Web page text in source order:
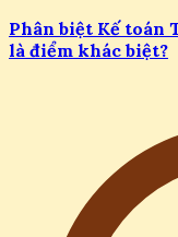
Phân biệt Kế toán
là điểm khác biệt?